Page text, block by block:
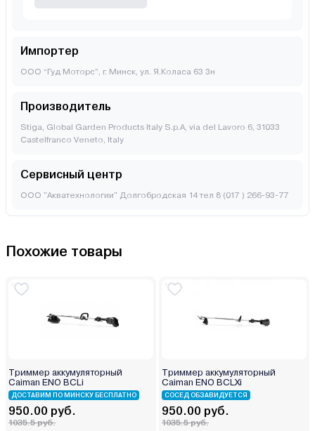
Импортер
ООО “Гуд Моторс”, г. Минск, ул. Я.Коласа 63 3н
Производитель
Stiga, Global Garden Products Italy S.p.A, via del Lavoro 6, 31033
Castelfranco Veneto, Italy
Сервисный центр
ООО "Акватехнологии" Долгобродская 14 тел 8 (017 ) 266-93-77
Похожие товары
Триммер аккумуляторный
Caiman ENO BCLi
ДОСТАВИМ ПО МИНСКУ БЕСПЛАТНО
950.00 руб.
1035.5 руб.
Триммер аккумуляторный
Caiman ENO BCLXi
СОСЕД ОБЗАВИДУЕТСЯ
950.00 руб.
1035.5 руб.